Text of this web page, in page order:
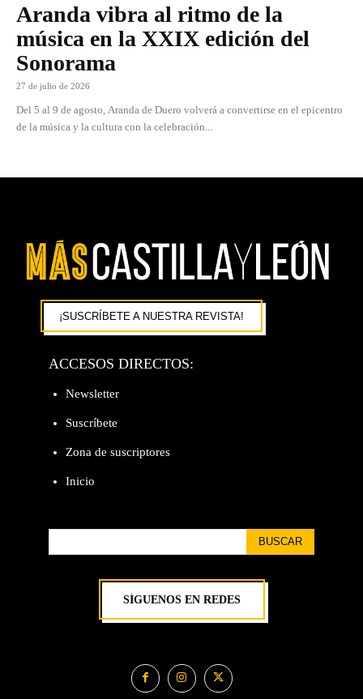
Aranda vibra al ritmo de la
música en la XXIX edición del
Sonorama
27 de julio de 2026
Del 5 al 9 de agosto, Aranda de Duero volverá a convertirse en el epicentro
de la música y la cultura con la celebración...
¡SUSCRÍBETE A NUESTRA REVISTA!
ACCESOS DIRECTOS:
Newsletter
Suscríbete
Zona de suscriptores
Inicio
BUSCAR
SÍGUENOS EN REDES